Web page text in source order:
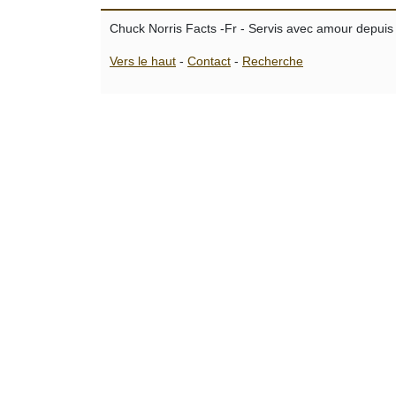
Chuck Norris Facts -Fr - Servis avec amour
Vers le haut - Contact - Recherche